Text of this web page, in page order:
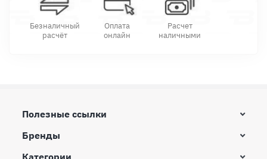
Безналичный
расчёт
Оплата
онлайн
Расчет
наличными
Полезные ссылки
Бренды
Категории